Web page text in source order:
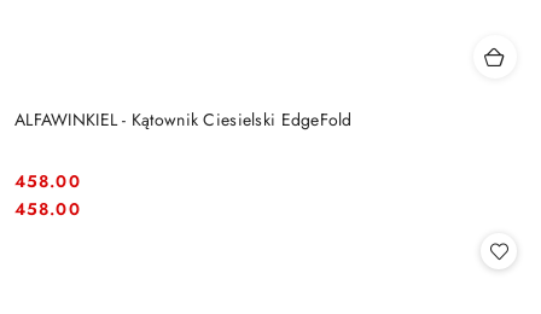
ALFAWINKIEL - Kątownik Ciesielski EdgeFold
Cena:
458.00
Cena:
458.00